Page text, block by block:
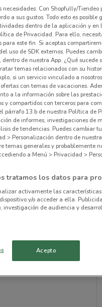
Con Shopfully/Tiendeo
a sus gustos. Todo esto es posible
dentro de la aplicación y
de Privacidad. Para ello,
este fin. Si aceptas
uso de SDK externos. Puedes
de nuestra App. ¿Qué sucede
temas relacionados con su
si un servicio vinculado a
con temas de vacaciones.
a la información sobre las
y compartidos con terceros para
párrafo 13.b de nuestra Política de
de informes, investigaciones de
de tendencias. Puedes cambiar
Personalización dentro de nuestra
temas generales y probablemente
a Menú > Privacidad >
tratamos los datos para
activamente las
y/o acceder a ella.
de audiencia y
Acepto